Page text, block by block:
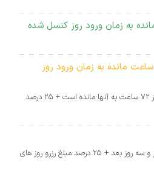
لغو رزرو در کمتر از 72 ساعت مانده به زمان ورود روز
100 درصد روز هایی که کمتر از 72 ساعت به آنها مانده است + 25 درصد
100 درصد مبلغ رزرو همان روز و سه روز بعد + 25 درصد مبلغ رزرو روز های